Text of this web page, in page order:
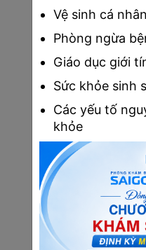
Mẹ bầu cần chuẩn
học và healthy
Vệ sinh cá
Phòng ngừa
Giáo dục giới
Sức khỏe sinh
Các yếu tố
khỏe